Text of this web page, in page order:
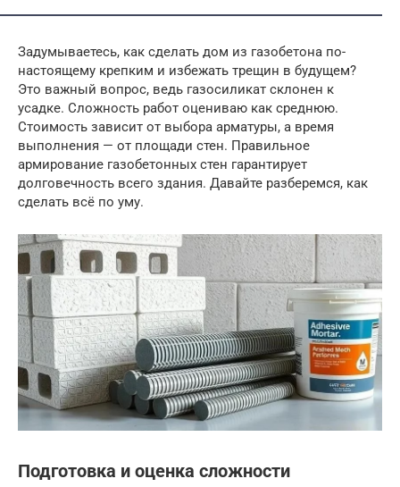
Задумываетесь, как сделать дом из газобетона по-
настоящему крепким и избежать трещин в будущем?
Это важный вопрос, ведь газосиликат склонен к
усадке. Сложность работ оцениваю как среднюю.
Стоимость зависит от выбора арматуры, а время
выполнения — от площади стен. Правильное
армирование газобетонных стен гарантирует
долговечность всего здания. Давайте разберемся, как
сделать всё по уму.
Подготовка и оценка сложности